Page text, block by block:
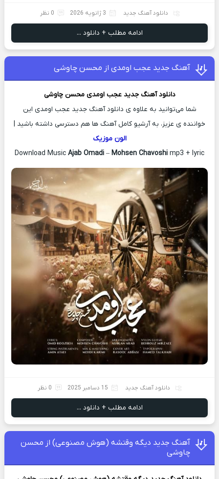
دانلود آهنگ جدید 3 ژانویه 2026 0 نظر
ادامه مطلب + دانلود ...
آهنگ جدید عجب اومدی از محسن چاوشی
دانلود آهنگ جدید عجب اومدیمحسن چاوشی
شما می‌توانید به علاوه ی دانلود آهنگ جدید عجب اومدی این
خواننده ی عزیز، به آرشیو کامل آهنگ ها هم دسترسی داشته باشید |
الون موزیک
Download Music Ajab Omadi – Mohsen Chavoshi mp3 + lyric
دانلود آهنگ جدید 15 دسامبر 2025 0 نظر
ادامه مطلب + دانلود ...
آهنگ جدید دیگه وقتشه (هوش مصنوعی) از محسن
چاوشی